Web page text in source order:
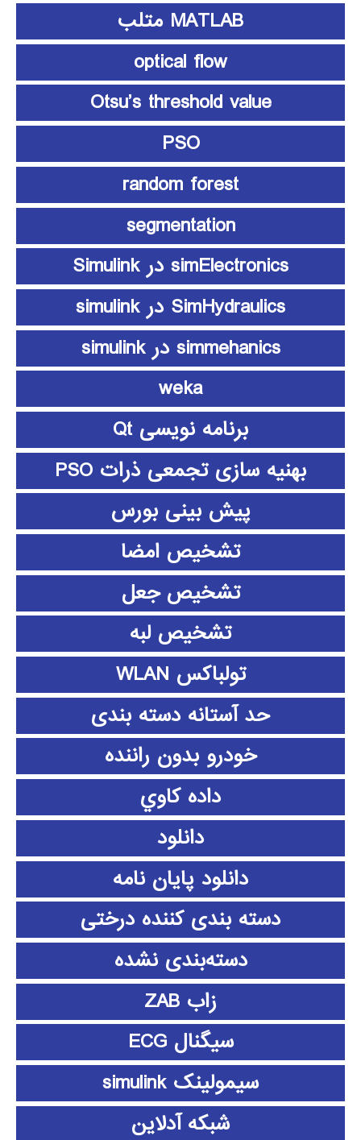
MATLAB متلب
optical flow
Otsu’s threshold value
PSO
random forest
segmentation
simElectronics در Simulink
SimHydraulics در simulink
simmehanics در simulink
weka
برنامه نویسی Qt
بهنیه سازی تجمعی ذرات PSO
پیش بینی بورس
تشخیص امضا
تشخیص جعل
تشخیص لبه
تولباکس WLAN
حد آستانه دسته بندی
خودرو بدون راننده
داده كاوي
دانلود
دانلود پايان نامه
دسته بندی کننده درختی
دسته‌بندی نشده
زاب ZAB
سیگنال ECG
سیمولینک simulink
شبکه آدلاین